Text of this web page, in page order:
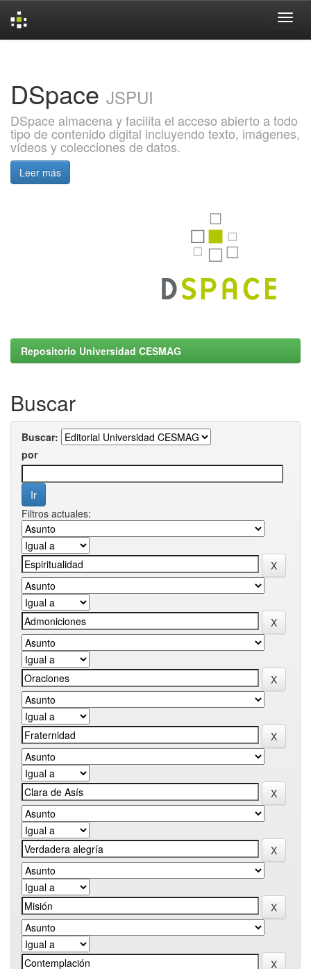
DSpace JSPUI
DSpace almacena y facilita el acceso abierto a todo
tipo de contenido digital incluyendo texto, imágenes,
vídeos y colecciones de datos.
Leer más
Repositorio Universidad CESMAG
Buscar
Buscar:
por
Filtros actuales: